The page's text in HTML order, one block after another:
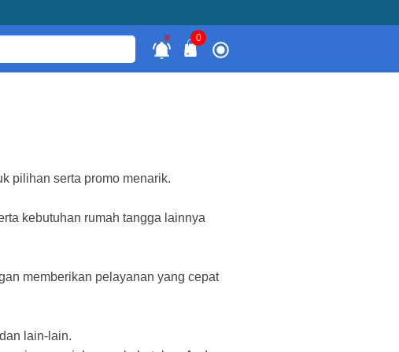
0
pilihan serta promo menarik.
kebutuhan rumah tangga lainnya
memberikan pelayanan yang cepat
lain-lain.